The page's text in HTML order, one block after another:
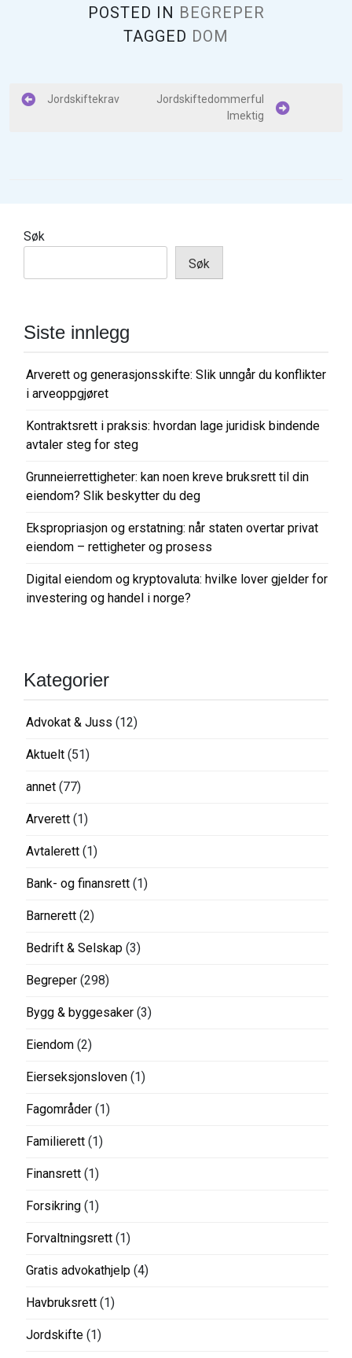
POSTED IN BEGREPER
TAGGED DOM
I
g
v
g
s
o
n
Jordskiftekrav
Jordskiftedommerful
lmektig
Søk
Søk
Siste innlegg
Arverett og generasjonsskifte: Slik unngår du konflikter
i arveoppgjøret
Kontraktsrett i praksis: hvordan lage juridisk bindende
avtaler steg for steg
Grunneierrettigheter: kan noen kreve bruksrett til din
eiendom? Slik beskytter du deg
Ekspropriasjon og erstatning: når staten overtar privat
eiendom – rettigheter og prosess
Digital eiendom og kryptovaluta: hvilke lover gjelder for
investering og handel i norge?
Kategorier
Advokat & Juss (12)
Aktuelt (51)
annet (77)
Arverett (1)
Avtalerett (1)
Bank- og finansrett (1)
Barnerett (2)
Bedrift & Selskap (3)
Begreper (298)
Bygg & byggesaker (3)
Eiendom (2)
Eierseksjonsloven (1)
Fagområder (1)
Familierett (1)
Finansrett (1)
Forsikring (1)
Forvaltningsrett (1)
Gratis advokathjelp (4)
Havbruksrett (1)
Jordskifte (1)